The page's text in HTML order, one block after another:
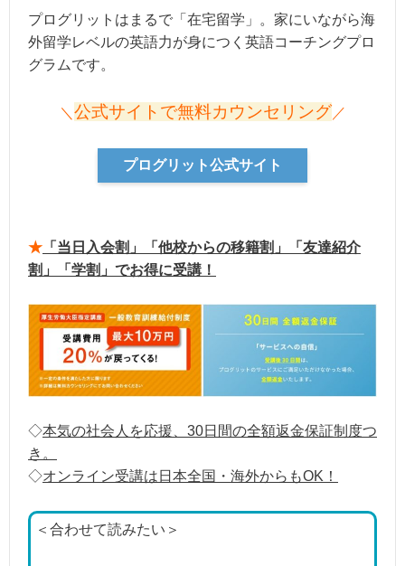
プログリットはまるで「在宅留学」。家にいながら海
外留学レベルの英語力が身につく英語コーチングプロ
グラムです。
＼ 公式サイトで無料カウンセリング ／
プログリット公式サイト
★ 「当日入会割」「他校からの移籍割」「友達紹介
割」「学割」でお得に受講！
◇本気の社会人を応援、30日間の全額返金保証制度つ
き。
◇オンライン受講は日本全国・海外からもOK！
＜合わせて読みたい＞